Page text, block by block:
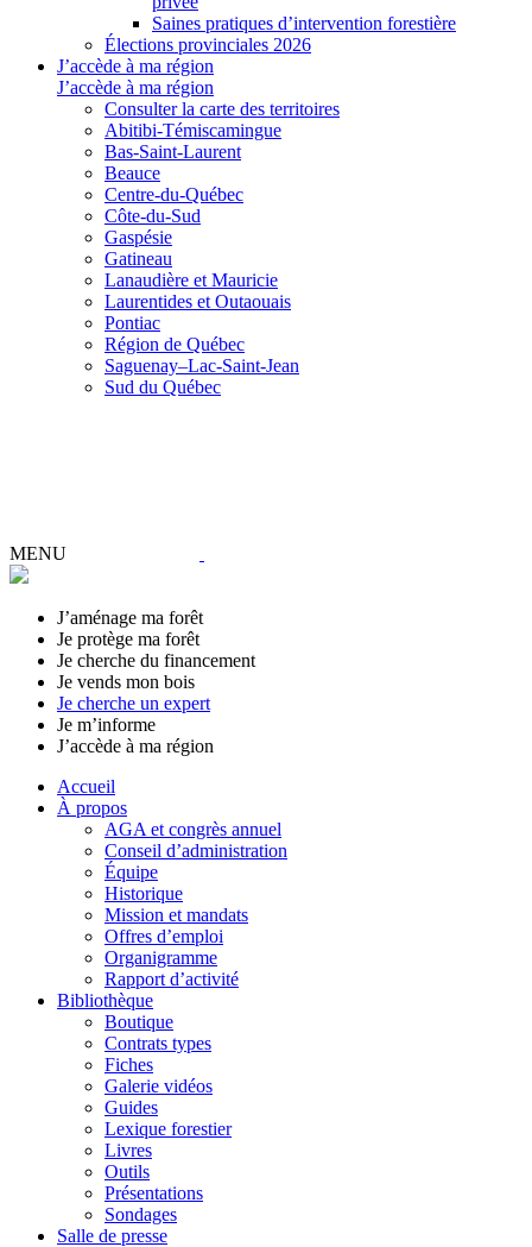
Saines pratiques d’intervention forestière
Élections provinciales 2026
J’accède à ma région
J’accède à ma région
Consulter la carte des territoires
Abitibi-Témiscamingue
Bas-Saint-Laurent
Beauce
Centre-du-Québec
Côte-du-Sud
Gaspésie
Gatineau
Lanaudière et Mauricie
Laurentides et Outaouais
Pontiac
Région de Québec
Saguenay–Lac-Saint-Jean
Sud du Québec
MENU
J’aménage ma forêt
Je protège ma forêt
Je cherche du financement
Je vends mon bois
Je cherche un expert
Je m’informe
J’accède à ma région
Accueil
À propos
AGA et congrès annuel
Conseil d’administration
Équipe
Historique
Mission et mandats
Offres d’emploi
Organigramme
Rapport d’activité
Bibliothèque
Boutique
Contrats types
Fiches
Galerie vidéos
Guides
Lexique forestier
Livres
Outils
Présentations
Sondages
Salle de presse